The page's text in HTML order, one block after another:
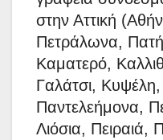
στην Αττική
Πετράλωνα,
Καματερό,
Γαλάτσι,
Παντελεήμονα,
Λιόσια, Πειραιά,